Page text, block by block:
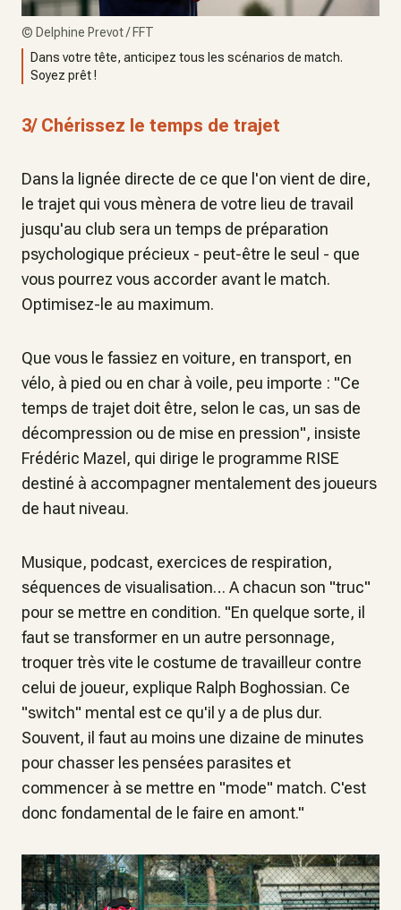
© Delphine Prevot / FFT
Dans votre tête, anticipez tous les scénarios de match.
Soyez prêt !
3/ Chérissez le temps de trajet
Dans la lignée directe de ce que l'on vient de dire,
le trajet qui vous mènera de votre lieu de travail
jusqu'au club sera un temps de préparation
psychologique précieux - peut-être le seul - que
vous pourrez vous accorder avant le match.
Optimisez-le au maximum.
Que vous le fassiez en voiture, en transport, en
vélo, à pied ou en char à voile, peu importe : "Ce
temps de trajet doit être, selon le cas, un sas de
décompression ou de mise en pression", insiste
Frédéric Mazel, qui dirige le programme RISE
destiné à accompagner mentalement des joueurs
de haut niveau.
Musique, podcast, exercices de respiration,
séquences de visualisation… A chacun son "truc"
pour se mettre en condition. "En quelque sorte, il
faut se transformer en un autre personnage,
troquer très vite le costume de travailleur contre
celui de joueur, explique Ralph Boghossian. Ce
"switch" mental est ce qu'il y a de plus dur.
Souvent, il faut au moins une dizaine de minutes
pour chasser les pensées parasites et
commencer à se mettre en "mode" match. C'est
donc fondamental de le faire en amont."